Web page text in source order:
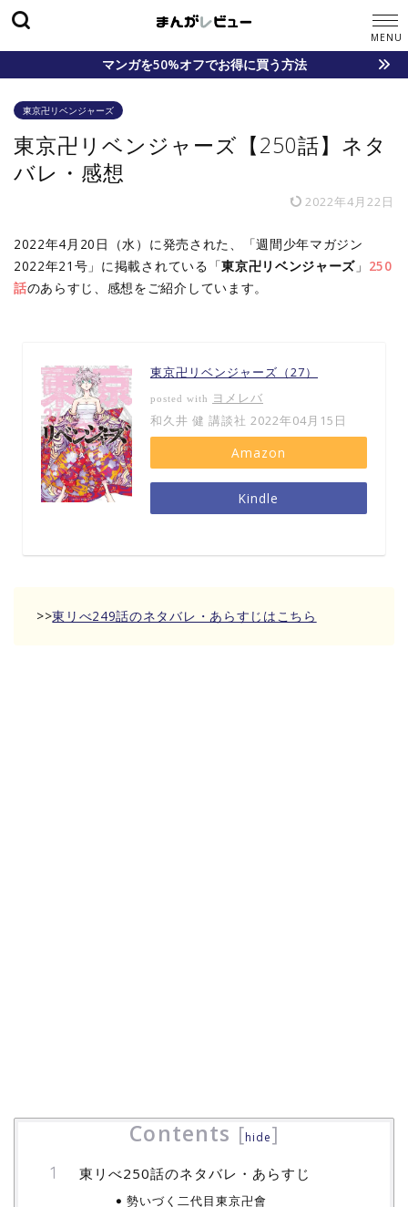
マンガを50%オフでお得に買う方法
東京卍リベンジャーズ
東京卍リベンジャーズ【250話】ネタ
バレ・感想
2022年4月22日
2022年4月20日（水）に発売された、「週間少年マガジン
2022年21号」に掲載されている「東京卍リベンジャーズ 」 250
話のあらすじ、感想をご紹介しています。
東京卍リベンジャーズ（27）
posted with ヨメレバ
和久井 健 講談社 2022年04月15日
Amazon
Kindle
>>東リべ249話のネタバレ・あらすじはこちら
Contents [hide]
東リべ250話のネタバレ・あらすじ
勢いづく二代目東京卍會